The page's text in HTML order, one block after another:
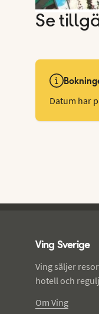
Se
Datum har
Ving Sverige
Ving säljer
hotell och
Om Ving